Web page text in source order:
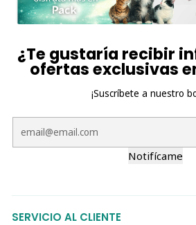
¿Te gustaría recibir
ofertas exclusivas
¡Suscríbete a nuestro
Notifícame
SERVICIO AL CLIENTE